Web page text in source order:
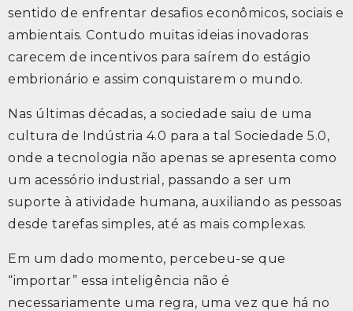
sentido de enfrentar desafios econômicos, sociais e
ambientais. Contudo muitas ideias inovadoras
carecem de incentivos para saírem do estágio
embrionário e assim conquistarem o mundo.
Nas últimas décadas, a sociedade saiu de uma
cultura de Indústria 4.0 para a tal Sociedade 5.0,
onde a tecnologia não apenas se apresenta como
um acessório industrial, passando a ser um
suporte à atividade humana, auxiliando as pessoas
desde tarefas simples, até as mais complexas.
Em um dado momento, percebeu-se que
“importar” essa inteligência não é
necessariamente uma regra, uma vez que há no